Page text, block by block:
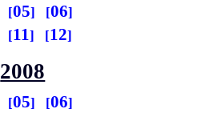
05
06
11 12
2008
05
06